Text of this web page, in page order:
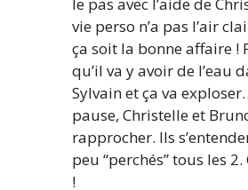
le pas avec l’aide de
vie perso n’a pas l’air
ça soit la bonne affaire !
qu’il va y avoir de l’eau
Sylvain et ça va
pause, Christelle et
rapprocher. Ils
peu “perchés” tous les
!